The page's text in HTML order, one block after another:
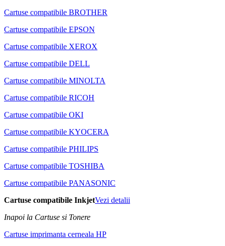
Cartuse compatibile BROTHER
Cartuse compatibile EPSON
Cartuse compatibile XEROX
Cartuse compatibile DELL
Cartuse compatibile MINOLTA
Cartuse compatibile RICOH
Cartuse compatibile OKI
Cartuse compatibile KYOCERA
Cartuse compatibile PHILIPS
Cartuse compatibile TOSHIBA
Cartuse compatibile PANASONIC
Cartuse compatibile InkjetVezi detalii
Inapoi la Cartuse si Tonere
Cartuse imprimanta cerneala HP